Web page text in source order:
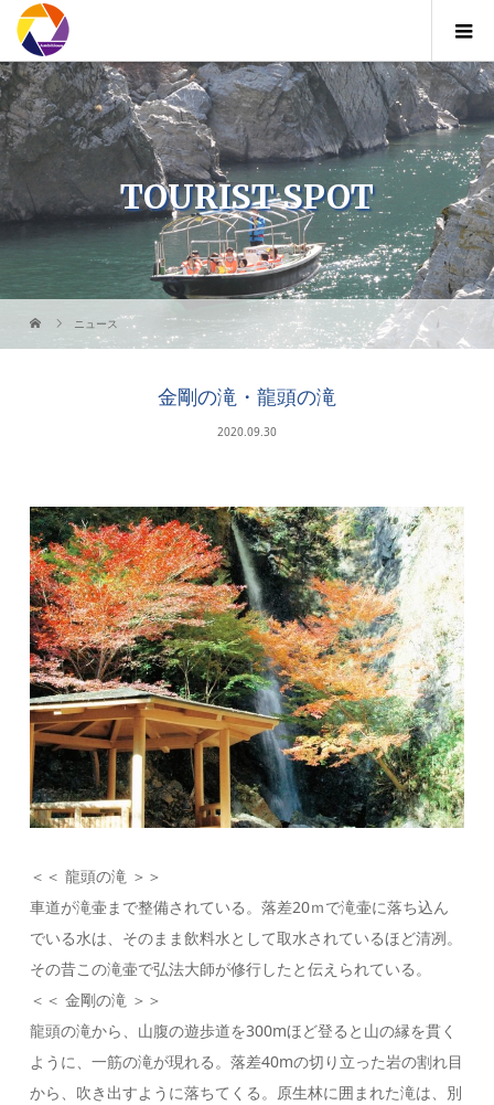
TOURIST SPOT
ニュース
金剛の滝・龍頭の滝
2020.09.30
＜＜ 龍頭の滝 ＞＞
車道が滝壷まで整備されている。落差20ｍで滝壷に落ち込ん
でいる水は、そのまま飲料水として取水されているほど清冽。
その昔この滝壷で弘法大師が修行したと伝えられている。
＜＜ 金剛の滝 ＞＞
龍頭の滝から、山腹の遊歩道を300mほど登ると山の縁を貫く
ように、一筋の滝が現れる。落差40mの切り立った岩の割れ目
から、吹き出すように落ちてくる。原生林に囲まれた滝は、別